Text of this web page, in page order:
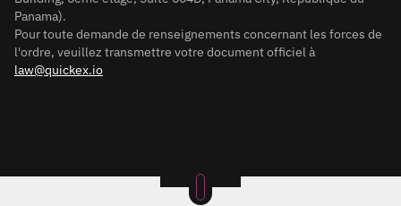
Panama).
Pour toute demande de renseignements concernant les forces de
l'ordre, veuillez transmettre votre document officiel à
law@quickex.io